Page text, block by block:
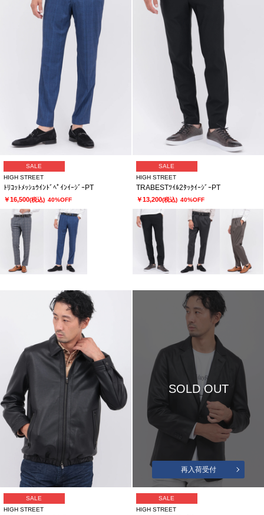
SALE
HIGH STREET
ﾄﾘｺｯﾄﾒｯｼｭｳｲﾝﾄﾞﾍﾟｲﾝｲｰｼﾞｰPT
￥16,500(税込) 40%OFF
SALE
HIGH STREET
TRABESTﾂｲﾙ2ﾀｯｸｲｰｼﾞｰPT
￥13,200(税込) 40%OFF
SALE
HIGH STREET
SOLD OUT
再入荷受付
SALE
HIGH STREET